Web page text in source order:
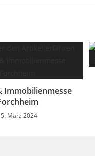
Immobilienmesse
5. März 2024